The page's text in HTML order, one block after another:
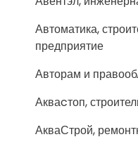
Автоматика,
предприятие
Авторам и
Акваcтоп,
АкваСтрой,